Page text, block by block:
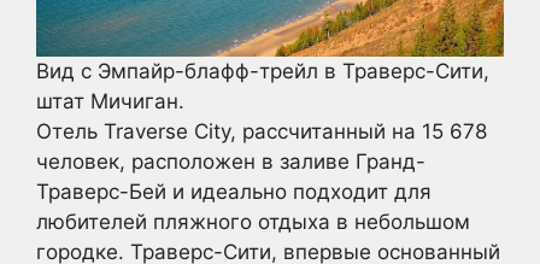
Вид с Эмпайр-блафф-трейл в Траверс-Сити,
штат Мичиган.
Отель Traverse City, рассчитанный на 15 678
человек, расположен в заливе Гранд-
Траверс-Бей и идеально подходит для
любителей пляжного отдыха в небольшом
городке. Траверс-Сити, впервые основанный